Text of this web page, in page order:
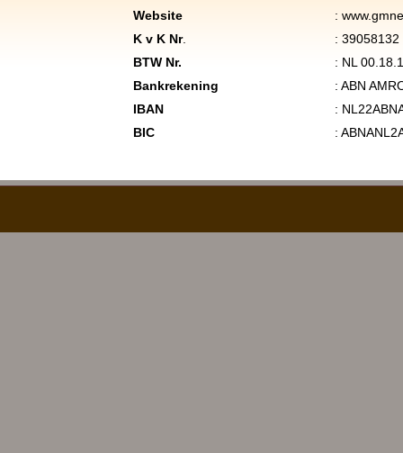
Website
:
K v K Nr.
: 39058132
BTW Nr.
: NL
Bankrekening
: ABN
IBAN
:
BIC
: